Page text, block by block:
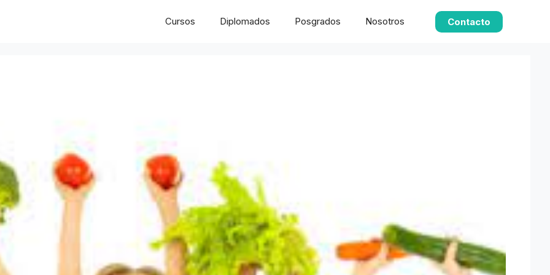
Cursos Diplomados Posgrados Nosotros Contacto